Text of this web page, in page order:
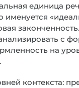
единица
именуется
с
на
контекста: